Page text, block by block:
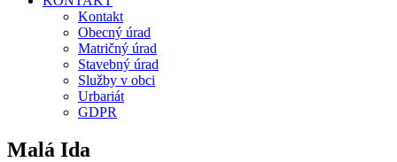
Kontakt
Obecný úrad
Matričný úrad
Stavebný úrad
Služby v obci
Urbariát
GDPR
Malá Ida